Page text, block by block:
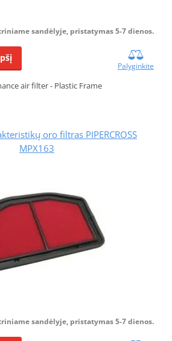
sandėlyje, pristatymas 5-7 dienos.
Palyginkite
air filter - Plastic Frame
oro filtras PIPERCROSS
MPX163
sandėlyje, pristatymas 5-7 dienos.